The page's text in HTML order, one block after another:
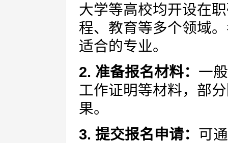
大学等高校均开设在
程、教育等多个领域
适合的专业。
2. 准备报名材料： 一
工作证明等材料，部
果。
3. 提交报名申请： 可